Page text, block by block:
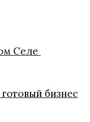
Селе
бизнес